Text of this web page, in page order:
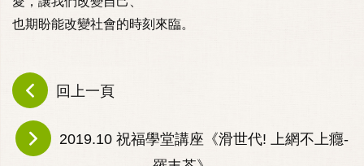
也期盼能改變社會的時刻來臨。
回上一頁
2019.10 祝福學堂講座《滑世代! 上網不上癮-